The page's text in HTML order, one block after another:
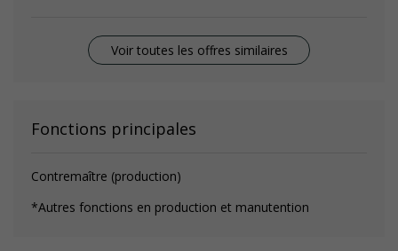
Voir toutes les offres similaires
Fonctions principales
Contremaître (production)
*Autres fonctions en production et manutention